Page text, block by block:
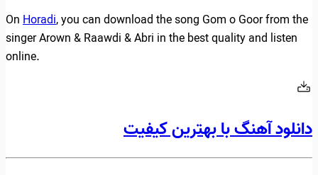
OnHoradi, you can download the song Gom o Goor from the
singer Arown & Raawdi & Abri in the best quality and listen
online.
دانلود آهنگ با بهترین کیفیت